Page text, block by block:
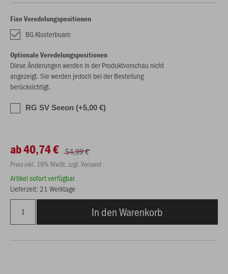
Fixe Veredelungspositionen
BG Klosterbuam
Optionale Veredelungspositionen
Diese Änderungen werden in der Produktvorschau nicht
angezeigt. Sie werden jedoch bei der Bestellung
berücksichtigt.
RG SV Seeon (+5,00 €)
ab 40,74 € 54,99 €
Preis inkl. 19% MwSt. zzgl. Versand
Artikel sofort verfügbar
Lieferzeit: 21 Werktage
In den Warenkorb